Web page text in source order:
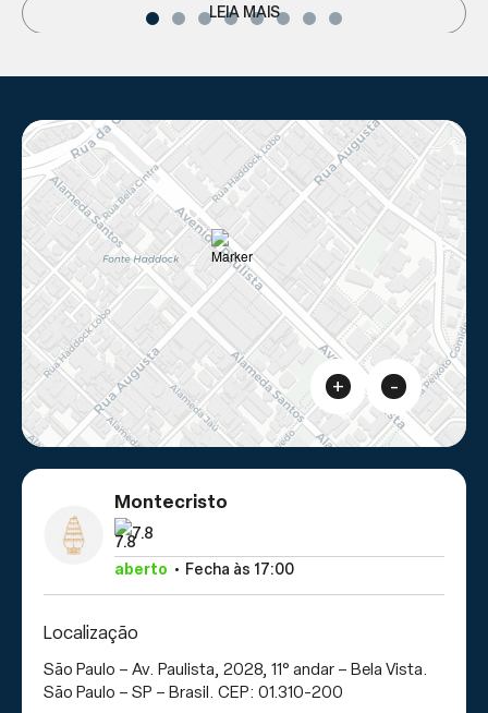
LEIA MAIS
+ -
Montecristo
7.8
aberto
Fecha às 17:00
Localização
São Paulo – Av. Paulista, 2028, 11° andar – Bela Vista.
São Paulo – SP – Brasil. CEP: 01.310-200